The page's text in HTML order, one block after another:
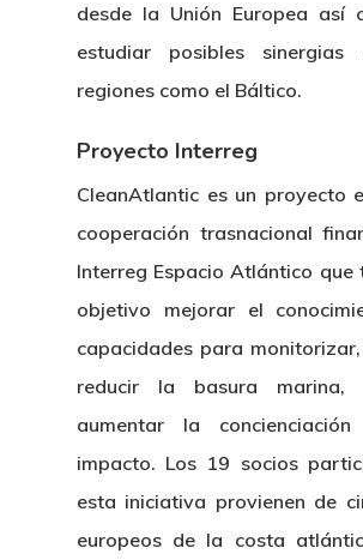
desde la Unión Europea así
estudiar posibles sinergias
regiones como el Báltico.
Proyecto Interreg
CleanAtlantic es un proyecto
cooperación trasnacional
Interreg Espacio Atlántico que
objetivo mejorar el
capacidades para
reducir la basura marina,
aumentar la
impacto. Los 19 socios
esta iniciativa provienen de
europeos de la costa